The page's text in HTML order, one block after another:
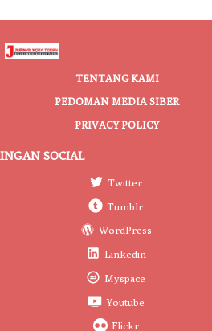
TENTANG KAMI
PEDOMAN MEDIA SIBER
PRIVACY POLICY
SOCIAL
Twitter
Tumblr
WordPress
Linkedin
Myspace
Youtube
Flickr